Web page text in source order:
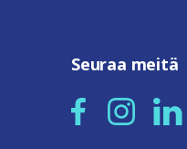
Seuraa meitä